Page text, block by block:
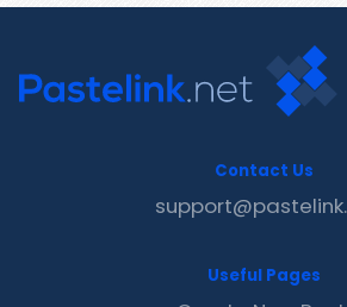
Contact Us
Useful Pages